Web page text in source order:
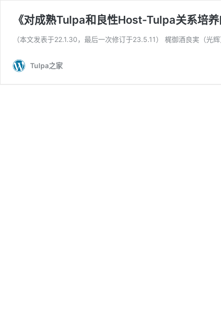
《对成熟Tulpa和良性Host-Tulpa关系培
（本文发表于22.1.30，最后一次修订于23.5.11） 梶御酒良実（光
Tulpa之家